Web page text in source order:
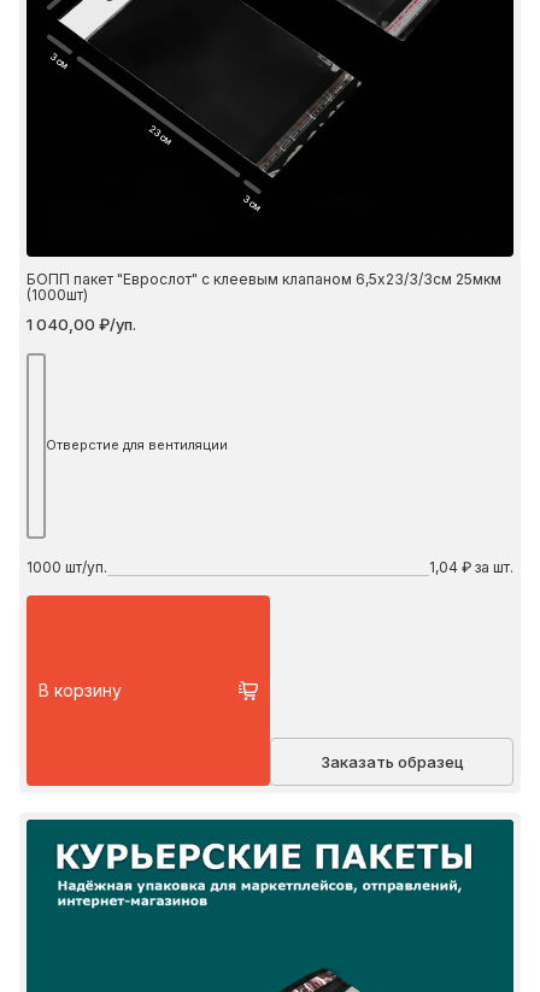
23 см
3 см
3 см
БОПП пакет "Еврослот" с клеевым клапаном 6,5х23/3/3см 25мкм
(1000шт)
1 040,00 ₽/уп.
Отверстие для вентиляции
1000 шт/уп. 1,04 ₽ за шт.
В корзину
Заказать образец